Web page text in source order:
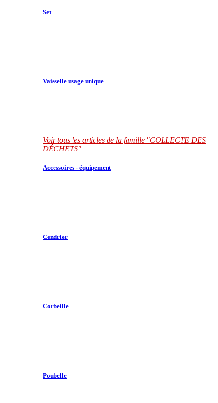
Set
Vaisselle usage unique
Voir tous les articles de la famille "COLLECTE DES
DÉCHETS"
Accessoires - équipement
Cendrier
Corbeille
Poubelle